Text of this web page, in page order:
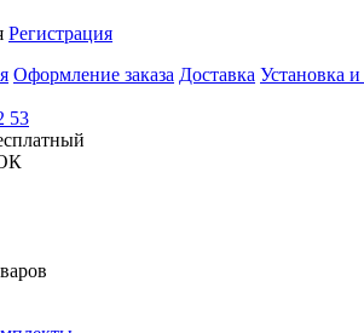
Регистрация
Оформление заказа Доставка Установка
53